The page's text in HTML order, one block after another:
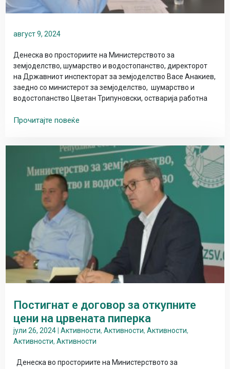
август 9, 2024
Денеска во просториите на Министерството за
земјоделство, шумарство и водостопанство, директорот
на Државниот инспекторат за земјоделство Васе Анакиев,
заедно со министерот за земјоделство, шумарство и
водостопанство Цветан Трипуновски, остварија работна
Прочитајте повеќе
Постигнат е договор за откупните
цени на црвената пиперка
јули 26, 2024 Активности, Активности, Активности,
Активности, Активности
Денеска во просториите на Министерството за